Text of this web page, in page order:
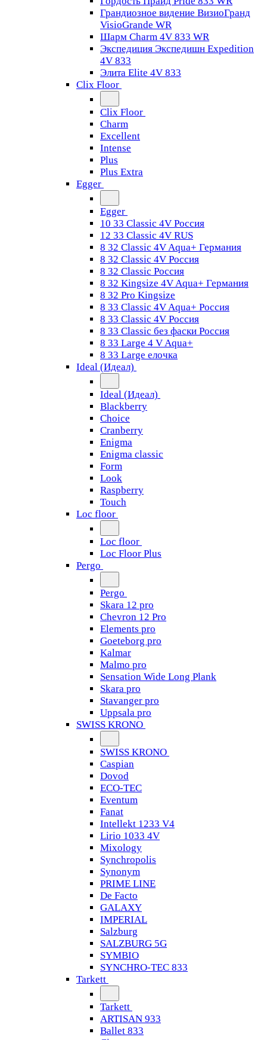
Грандиозное видение ВизиоГранд
VisioGrande WR
Шарм Charm 4V 833 WR
Экспедиция Экспедишн Expedition
4V 833
Элита Elite 4V 833
Clix Floor
Clix Floor
Charm
Excellent
Intense
Plus
Plus Extra
Egger
Egger
10 33 Classic 4V Россия
12 33 Classic 4V RUS
8 32 Classic 4V Aqua+ Германия
8 32 Classic 4V Россия
8 32 Classic Россия
8 32 Kingsize 4V Aqua+ Германия
8 32 Pro Kingsize
8 33 Classic 4V Aqua+ Россия
8 33 Classic 4V Россия
8 33 Classic без фаски Россия
8 33 Large 4 V Aqua+
8 33 Large елочка
Ideal (Идеал)
Ideal (Идеал)
Blackberry
Choice
Cranberry
Enigma
Enigma classic
Form
Look
Raspberry
Touch
Loc floor
Loc floor
Loc Floor Plus
Pergo
Pergo
Skara 12 pro
Chevron 12 Pro
Elements pro
Goeteborg pro
Kalmar
Malmo pro
Sensation Wide Long Plank
Skara pro
Stavanger pro
Uppsala pro
SWISS KRONO
SWISS KRONO
Caspian
Dovod
ECO-TEC
Eventum
Fanat
Intellekt 1233 V4
Lirio 1033 4V
Mixology
Synchropolis
Synonym
PRIME LINE
De Facto
GALAXY
IMPERIAL
Salzburg
SALZBURG 5G
SYMBIO
SYNCHRO-TEC 833
Tarkett
Tarkett
ARTISAN 933
Ballet 833